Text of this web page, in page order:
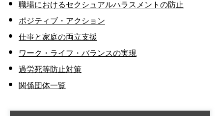
職場におけるセクシュアルハラスメントの防止
ポジティブ・アクション
仕事と家庭の両立支援
ワーク・ライフ・バランスの実現
過労死等防止対策
関係団体一覧